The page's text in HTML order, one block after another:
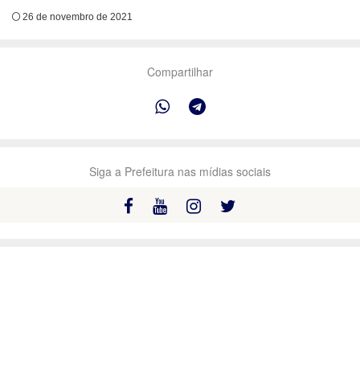
26 de novembro de 2021
Compartilhar
Siga a Prefeitura nas mídias sociais